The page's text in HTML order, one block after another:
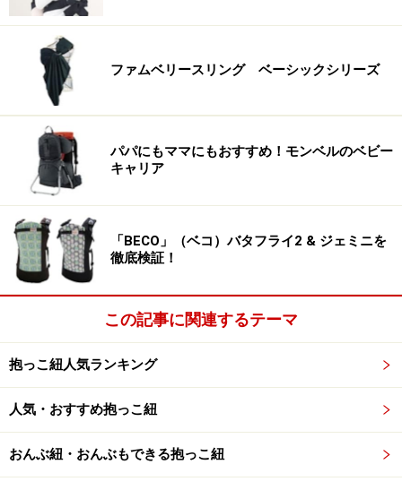
ファムベリースリング ベーシックシリーズ
パパにもママにもおすすめ！モンベルのベビー
キャリア
「BECO」（ベコ）バタフライ2 & ジェミニを
徹底検証！
この記事に関連するテーマ
抱っこ紐人気ランキング
人気・おすすめ抱っこ紐
おんぶ紐・おんぶもできる抱っこ紐